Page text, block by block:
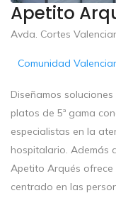
Apetito
Avda. Cortes
Comunidad
Diseñamos
platos de 5ª gama
especialistas en la
hospitalario. Además
Apetito Arqués ofrece
centrado en las